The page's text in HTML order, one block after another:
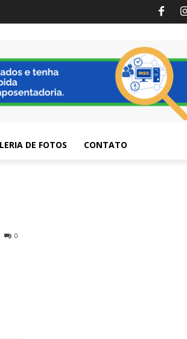
DE FOTOS CONTATO
0